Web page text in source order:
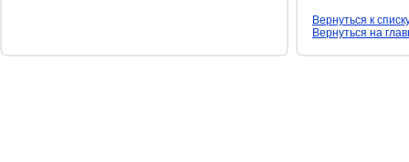
Вернуться к
Вернуться на